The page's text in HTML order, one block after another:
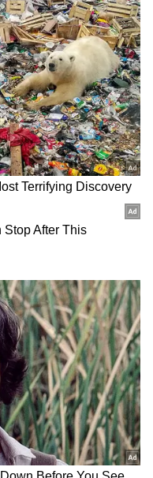
ವ್ಯಾಪ್ತಿಯ ಸಾವಿತ್ರಿ
ಎಂಬವರ
ಸೋನಿಯಾ ಮಿಶ್ರಾ
ಸುಪುತ್ರಿ ಜಾಹ್ನವಿ
ಪ್ರದೇಶದ
ಮಾಡಿ.
ಲಭ್ಯ. ಏಷ್ಯಾನೆಟ್
ಡೌನ್‌ಲೋಡ್ ಮಾಡಿ
ಪಡೆಯಿರಿ.